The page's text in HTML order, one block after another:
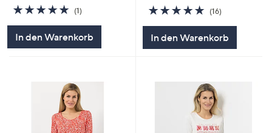
5.0
von
(1)1
In den Warenkorb
4.7
von
(16)16
In den Warenkorb